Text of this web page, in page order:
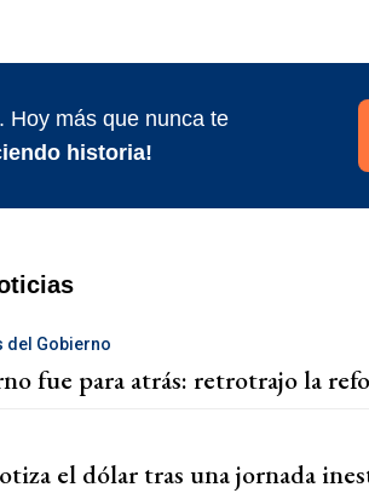
Hoy más que nunca te
historia!
del Gobierno
fue para atrás: retrotrajo la
el dólar tras una jornada